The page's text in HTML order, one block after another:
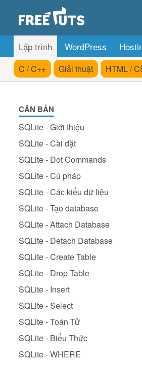
Lập trình WordPress
C / C++ Giải thuật HTML /
CĂN BẢN
SQLite - Giới thiệu
SQLite - Cài đặt
SQLite - Dot Commands
SQLite - Cú pháp
SQLite - Các kiểu dữ liệu
SQLite - Tạo database
SQLite - Attach Database
SQLite - Detach Database
SQLite - Create Table
SQLite - Drop Table
SQLite - Insert
SQLite - Select
SQLite - Toán Tử
SQLite - Biểu Thức
SQLite - WHERE